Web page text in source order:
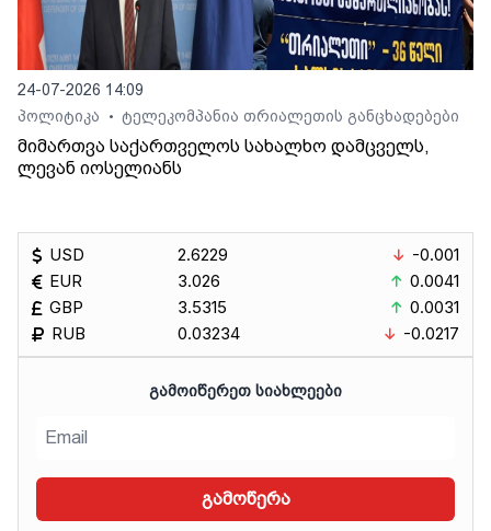
24-07-2026 14:09
პოლიტიკა
• ტელეკომპანია თრიალეთის განცხადებები
მიმართვა საქართველოს სახალხო დამცველს,
ლევან იოსელიანს
USD
EUR
GBP
RUB
2.6229
3.026
3.5315
0.03234
-0.001
0.0041
0.0031
-0.0217
ᲒᲐᲛᲝᲘᲬᲔᲠᲔᲗ ᲡᲘᲐᲮᲚᲔᲔᲑᲘ
გამოწერა